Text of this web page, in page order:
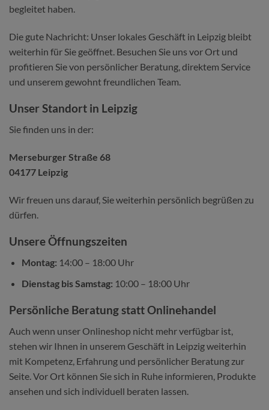
begleitet haben.
Die gute Nachricht: Unser lokales Geschäft in Leipzig bleibt
weiterhin für Sie geöffnet. Besuchen Sie uns vor Ort und
profitieren Sie von persönlicher Beratung, direktem Service
und unserem gewohnt freundlichen Team.
Unser Standort in Leipzig
Sie finden uns in der:
Merseburger Straße 68
04177 Leipzig
Wir freuen uns darauf, Sie weiterhin persönlich begrüßen zu
dürfen.
Unsere Öffnungszeiten
Montag: 14:00 – 18:00 Uhr
Dienstag bis Samstag: 10:00 – 18:00 Uhr
Persönliche Beratung statt Onlinehandel
Auch wenn unser Onlineshop nicht mehr verfügbar ist,
stehen wir Ihnen in unserem Geschäft in Leipzig weiterhin
mit Kompetenz, Erfahrung und persönlicher Beratung zur
Seite. Vor Ort können Sie sich in Ruhe informieren, Produkte
ansehen und sich individuell beraten lassen.